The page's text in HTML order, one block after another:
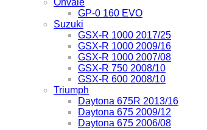
Ohvale
GP-0 160 EVO
Suzuki
GSX-R 1000 2017/25
GSX-R 1000 2009/16
GSX-R 1000 2007/08
GSX-R 750 2008/10
GSX-R 600 2008/10
Triumph
Daytona 675R 2013/16
Daytona 675 2009/12
Daytona 675 2006/08